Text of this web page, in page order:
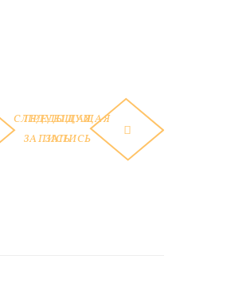
ПРЕДЫДУЩАЯ
ЗАПИСЬ
СЛЕДУЮЩАЯ
ЗАПИСЬ